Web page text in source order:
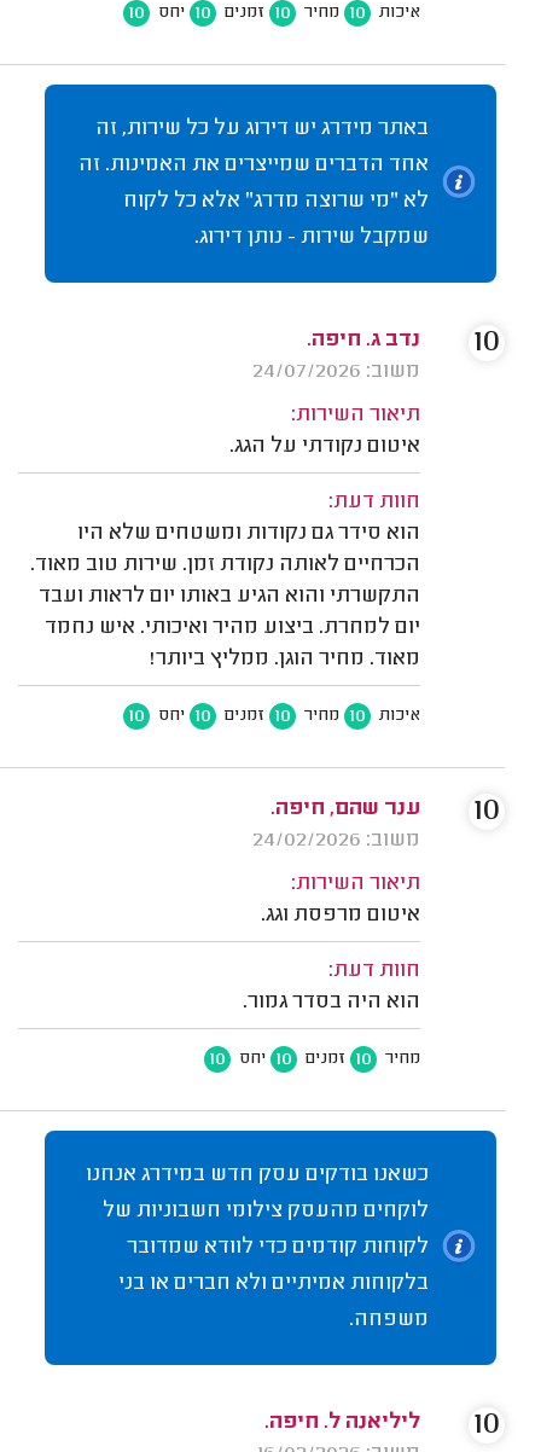
איכות 10 מחיר 10 זמנים 10 יחס 10
באתר מידרג יש דירוג על כל שירות, זה
אחד הדברים שמייצרים את האמינות. זה
לא "מי שרוצה מדרג" אלא כל לקוח
שמקבל שירות - נותן דירוג.
נדב ג. חיפה.
משוב: 24/07/2026
תיאור השירות:
איטום נקודתי על הגג.
חוות דעת:
הוא סידר גם נקודות ומשטחים שלא היו
הכרחיים לאותה נקודת זמן. שירות טוב מאוד.
התקשרתי והוא הגיע באותו יום לראות ועבד
יום למחרת. ביצוע מהיר ואיכותי. איש נחמד
מאוד. מחיר הוגן. ממליץ ביותר!
איכות 10 מחיר 10 זמנים 10 יחס 10
10
ענר שהם, חיפה.
משוב: 24/02/2026
תיאור השירות:
איטום מרפסת וגג.
חוות דעת:
הוא היה בסדר גמור.
מחיר 10 זמנים 10 יחס 10
10
כשאנו בודקים עסק חדש במידרג אנחנו
לוקחים מהעסק צילומי חשבוניות של
לקוחות קודמים כדי לוודא שמדובר
בלקוחות אמיתיים ולא חברים או בני
משפחה.
ליליאנה ל. חיפה.
10